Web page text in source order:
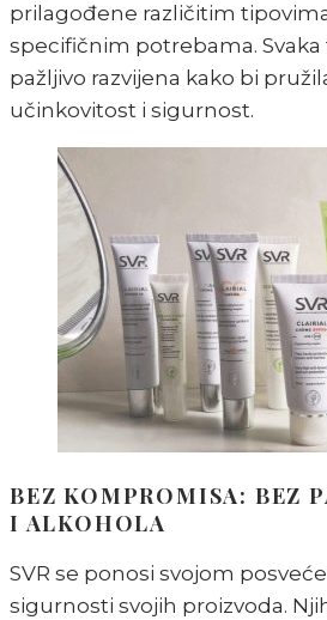
prilagođene različitim
specifičnim potrebama.
pažljivo razvijena kako bi
učinkovitost i sigurnost.
BEZ KOMPROMISA: BEZ
I ALKOHOLA
SVR se ponosi svojom
sigurnosti svojih proizvoda.